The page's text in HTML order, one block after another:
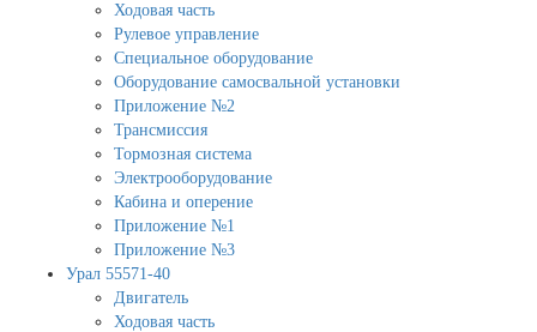
Ходовая часть
Рулевое управление
Специальное оборудование
Оборудование самосвальной установки
Приложение №2
Трансмиссия
Тормозная система
Электрооборудование
Кабина и оперение
Приложение №1
Приложение №3
Урал 55571-40
Двигатель
Ходовая часть